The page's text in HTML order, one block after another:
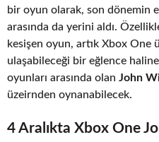
bir oyun olarak, son dönemin
arasında da yerini aldı.
kesişen oyun, artık Xbox One
ulaşabileceği bir eğlence
oyunları arasında olan John
üzeirnden oynanabilecek.
4 Aralıkta Xbox One